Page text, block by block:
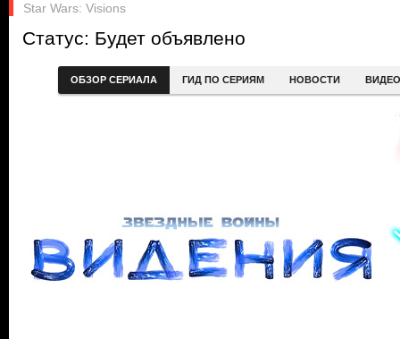
Star Wars: Visions
Статус: Будет объявлено
ОБЗОР СЕРИАЛА ГИД ПО СЕРИЯМ НОВОСТИ ВИДЕО